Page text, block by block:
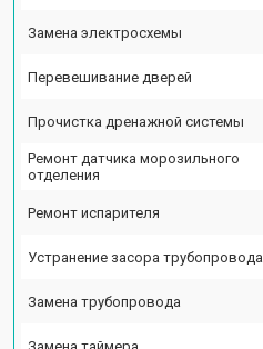
Замена электросхемы
Перевешивание дверей
Прочистка дренажной системы
Ремонт датчика морозильного
отделения
Ремонт испарителя
Устранение засора трубопровода
Замена трубопровода
Замена таймера